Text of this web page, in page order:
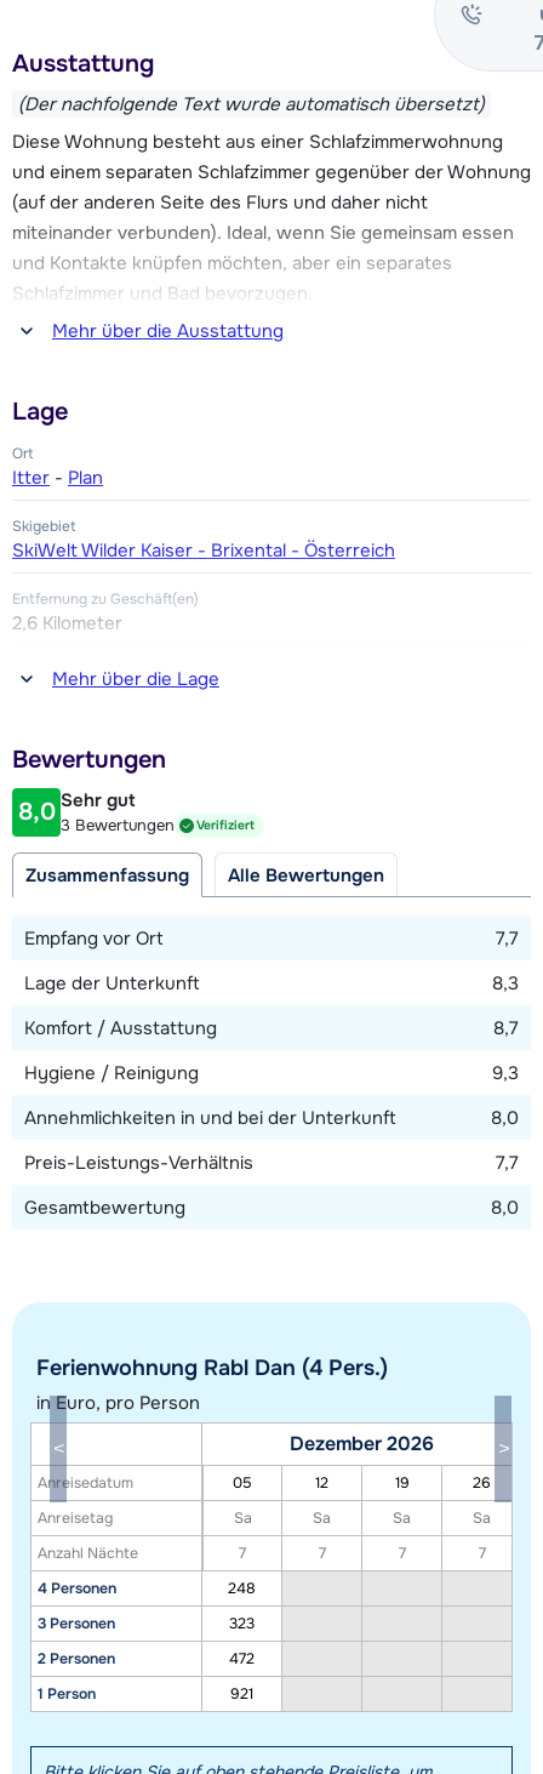
Einen kleinen Supermarkt finden Sie in Itter (ca. 2,6 km
entfernt). Für größere Einkäufe fahren Sie besser nach Söll
oder Hopfgarten. Hier finden Sie auch eine große Auswahl
Die Wohnung Rabl verfügt über einen gemeinsamen
Skiaufbewahrungsraum.
Ausstattung
(Der nachfolgende Text wurde automatisch übersetzt)
Diese Wohnung besteht aus einer Schlafzimmerwohnung
und einem separaten Schlafzimmer gegenüber der Wohnung
(auf der anderen Seite des Flurs und daher nicht
miteinander verbunden). Ideal, wenn Sie gemeinsam essen
und Kontakte knüpfen möchten, aber ein separates
Schlafzimmer und Bad bevorzugen.
Küche mit u.a. zwei Kochplatten, Backofen, Kühl- und
Gefrierschrank, Geschirrspüler, Kaffeemaschine, Toaster und
Wasserkocher.
Wohnung in der zweiten Etage:
Eine hölzerne Wendeltreppe führt von der Küche zu einem
Dachboden mit Doppelbett und Badezimmer mit Dusche,
Waschbecken und Toilette. Balkon.
Erster Stock (gegenüber der Wohnung, über den Korridor)
Waschbecken und Toilette.
Es gibt zwei Parkplätze.
Mehr über die Ausstattung
Lage
Ort
Itter - Plan
Skigebiet
SkiWelt Wilder Kaiser - Brixental - Österreich
Entfernung zu Geschäft(en)
2,6 Kilometer
Entfernung zum(r) Restaurant oder zur Bar
400 Meter
350 Meter
Entfernung zum Skilift
350 Meter
Entfernung zur Skibushaltestelle
Alle Unterkünfte in diesem Gebiet anzeigen
Diese Karte zeigt eine Indikation der Lage unserer Unterkünfte. Die genaue
Lage kann jedoch abweichen.
Mehr über die Lage
Bewertungen
8,0 Sehr gut
3 Bewertungen Verifiziert
Zusammenfassung Alle Bewertungen
Empfang vor Ort
7,7
Lage der Unterkunft
8,3
Komfort / Ausstattung
8,7
Hygiene / Reinigung
9,3
Annehmlichkeiten in und bei der Unterkunft
8,0
Preis-Leistungs-Verhältnis
7,7
Gesamtbewertung
8,0
Ferienwohnung Rabl Dan (4 Pers.)
in Euro, pro Person
Anreisedatum
Anreisetag
Anzahl Nächte
4 Personen
3 Personen
2 Personen
1 Person
Dezember 2026
05 12 19
26
Sa
Sa Sa
Sa
7
7 7
7
248
323
472
921